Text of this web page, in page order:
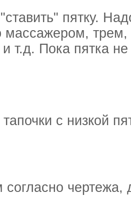
пятку.
массажером, трем,
т.д. Пока пятка не
с низкой
согласно чертежа,